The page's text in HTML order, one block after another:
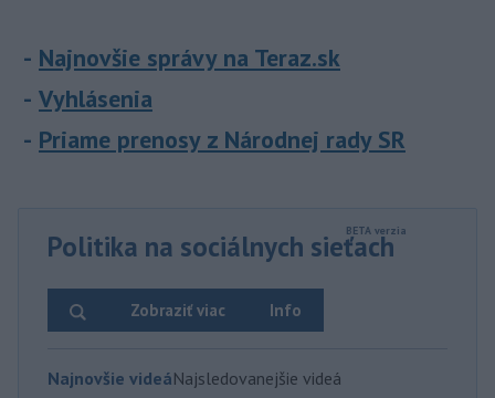
Najnovšie správy na Teraz.sk
Vyhlásenia
Priame prenosy z Národnej rady SR
Politika na sociálnych sieťach
Info
Zobraziť viac
Najnovšie videáNajsledovanejšie videá